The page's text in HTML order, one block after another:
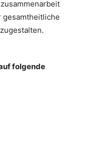
gesamtheitliche
folgende